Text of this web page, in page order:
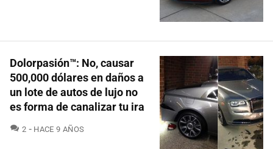
Dolorpasión™: No, causar
500,000 dólares en daños a
un lote de autos de lujo no
es forma de canalizar tu ira
2 COMENTARIOS
HACE 9 AÑOS